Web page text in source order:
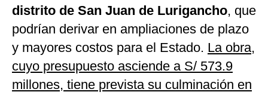
Tecnología
Club del Suscriptor
G de Gestión
distrito de San Juan de Lurigancho, que
podrían derivar en ampliaciones de plazo
y mayores costos para el Estado. La obra,
cuyo presupuesto asciende a S/ 573.9
millones, tiene prevista su culminación en